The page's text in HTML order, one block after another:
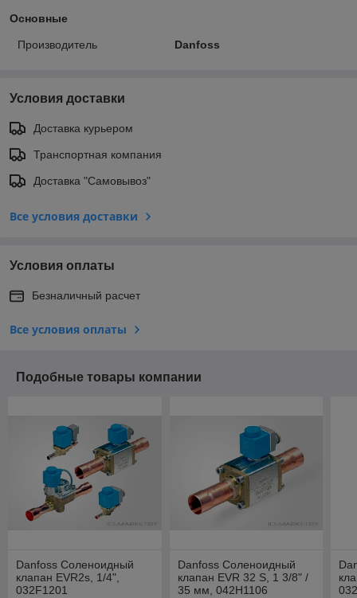
Основные
Производитель Danfoss
Условия доставки
Доставка курьером
Транспортная компания
Доставка "Самовывоз"
Все условия доставки
Условия оплаты
Безналичный расчет
Все условия оплаты
Подобные товары компании
Danfoss Соленоидный
клапан EVR2s, 1/4",
032F1201
Danfoss Соленоидный
клапан EVR 32 S, 1 3/8" /
35 мм, 042H1106